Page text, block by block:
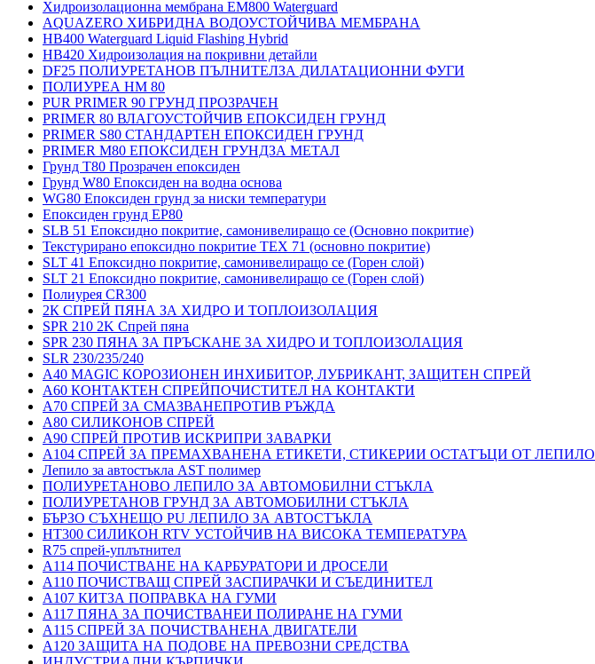
Хидроизолационна мембрана EM800 Waterguard
AQUAZERO ХИБРИДНА ВОДОУСТОЙЧИВА МЕМБРАНА
HB400 Waterguard Liquid Flashing Hybrid
HB420 Хидроизолация на покривни детайли
DF25 ПОЛИУРЕТАНОВ ПЪЛНИТЕЛЗА ДИЛАТАЦИОННИ ФУГИ
ПОЛИУРЕА HM 80
PUR PRIMER 90 ГРУНД ПРОЗРАЧЕН
PRIMER 80 ВЛАГОУСТОЙЧИВ ЕПОКСИДЕН ГРУНД
PRIMER S80 СТАНДАРТЕН ЕПОКСИДЕН ГРУНД
PRIMER M80 ЕПОКСИДЕН ГРУНДЗА МЕТАЛ
Грунд Т80 Прозрачен епоксиден
Грунд W80 Епоксиден на водна основа
WG80 Епоксиден грунд за ниски температури
Епоксиден грунд EP80
SLB 51 Епоксидно покритие, самонивелиращо се (Основно покритие)
Текстурирано епоксидно покритие TEX 71 (основно покритие)
SLT 41 Епоксидно покритие, самонивелиращо се (Горен слой)
SLT 21 Епоксидно покритие, самонивелиращо се (Горен слой)
Полиурея CR300
2К СПРЕЙ ПЯНА ЗА ХИДРО И ТОПЛОИЗОЛАЦИЯ
SPR 210 2K Спрей пяна
SPR 230 ПЯНА ЗА ПРЪСКАНЕ ЗА ХИДРО И ТОПЛОИЗОЛАЦИЯ
SLR 230/235/240
A40 MAGIC КОРОЗИОНЕН ИНХИБИТОР, ЛУБРИКАНТ, ЗАЩИТЕН СПРЕЙ
A60 КОНТАКТЕН СПРЕЙПОЧИСТИТЕЛ НА КОНТАКТИ
A70 СПРЕЙ ЗА СМАЗВАНЕПРОТИВ РЪЖДА
A80 СИЛИКОНОВ СПРЕЙ
A90 СПРЕЙ ПРОТИВ ИСКРИПРИ ЗАВАРКИ
A104 СПРЕЙ ЗА ПРЕМАХВАНЕНА ЕТИКЕТИ, СТИКЕРИИ ОСТАТЪЦИ ОТ ЛЕПИЛО
Лепило за автостъкла AST полимер
ПОЛИУРЕТАНОВО ЛЕПИЛО ЗА АВТОМОБИЛНИ СТЪКЛА
ПОЛИУРЕТАНОВ ГРУНД ЗА АВТОМОБИЛНИ СТЪКЛА
БЪРЗО СЪХНЕЩО PU ЛЕПИЛО ЗА АВТОСТЪКЛА
HT300 СИЛИКОН RTV УСТОЙЧИВ НА ВИСОКА ТЕМПЕРАТУРА
R75 спрей-уплътнител
A114 ПОЧИСТВАНЕ НА КАРБУРАТОРИ И ДРОСЕЛИ
A110 ПОЧИСТВАЩ СПРЕЙ ЗАСПИРАЧКИ И СЪЕДИНИТЕЛ
A107 КИТЗА ПОПРАВКА НА ГУМИ
A117 ПЯНА ЗА ПОЧИСТВАНЕИ ПОЛИРАНЕ НА ГУМИ
A115 СПРЕЙ ЗА ПОЧИСТВАНЕНА ДВИГАТЕЛИ
A120 ЗАЩИТА НА ПОДОВЕ НА ПРЕВОЗНИ СРЕДСТВА